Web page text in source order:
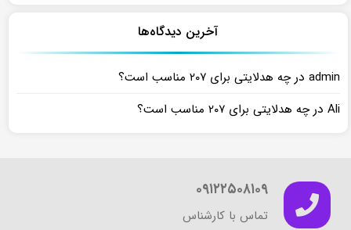
آخرین دیدگاه‌ها
admin درچه هدلایتی برای ۲۰۷ مناسب است؟
Ali درچه هدلایتی برای ۲۰۷ مناسب است؟
۰۹۱۲۲۵۰۸۱۰۹
تماس با کارشناس